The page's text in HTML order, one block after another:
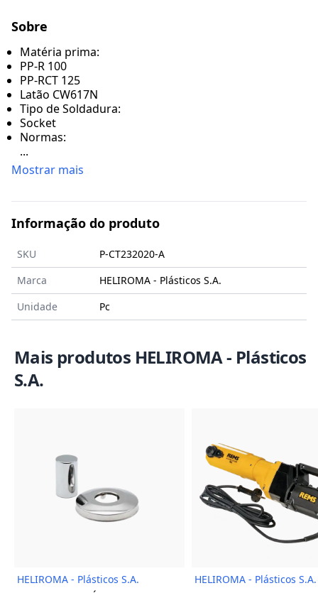
Sobre
Matéria prima:
PP-R 100
PP-RCT 125
Latão CW617N
Tipo de Soldadura:
Socket
Normas:
...
Mostrar mais
Informação do produto
SKU
P-CT232020-A
Marca
HELIROMA - Plásticos S.A.
Unidade
Pc
Mais produtos HELIROMA - Plásticos
S.A.
Imagem do Produto
HELIROMA - Plásticos S.A. HELIROMA - Plásticos S.A.